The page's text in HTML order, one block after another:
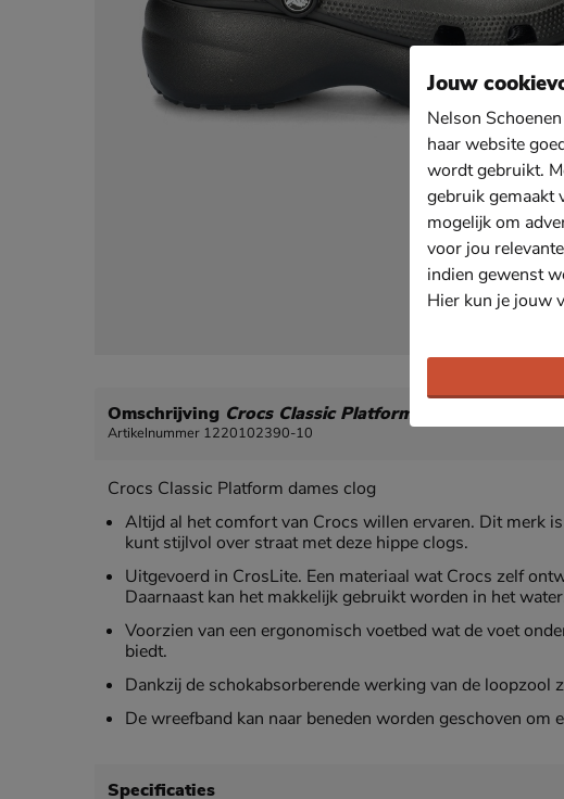
Omschrijving Crocs Classic Platform
Artikelnummer 1220102390-10
Crocs Classic Platform dames clog
Altijd al het comfort van Crocs willen ervaren. Dit merk
kunt stijlvol over straat met deze hippe clogs.
Uitgevoerd in CrosLite. Een materiaal wat Crocs zelf
Daarnaast kan het makkelijk gebruikt worden in het
Voorzien van een ergonomisch voetbed wat de voet
biedt.
Dankzij de schokabsorberende werking van de loopzool
De wreefband kan naar beneden worden geschoven om
Specificaties
Jouw
Nelson
haar website
wordt gebruikt.
gebruik gemaakt
mogelijk om
voor jou
indien gewenst
Hier kun je jouw